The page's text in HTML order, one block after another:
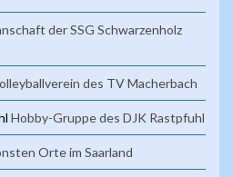
der SSG Schwarzenholz
des TV Macherbach
Hobby-Gruppe des DJK Rastpfuhl
Orte im Saarland